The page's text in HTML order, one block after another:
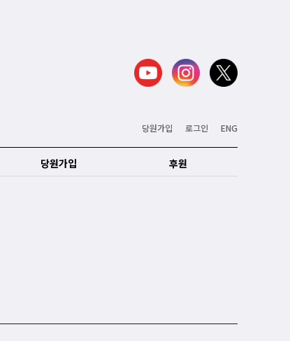
당원가입 로그인 ENG
당원가입 후원